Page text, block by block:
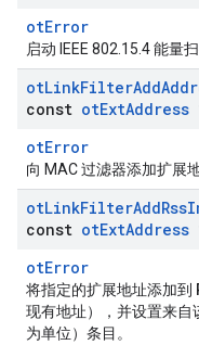
otError
启动 IEEE 802.15.4 能量扫
otLinkFilterAdd
const otExtAddress
otError
向 MAC 过滤器添加扩展地
otLinkFilterAddRss
const otExtAddress
otError
将指定的扩展地址添加到
现有地址），并设置来自
为单位）条目。